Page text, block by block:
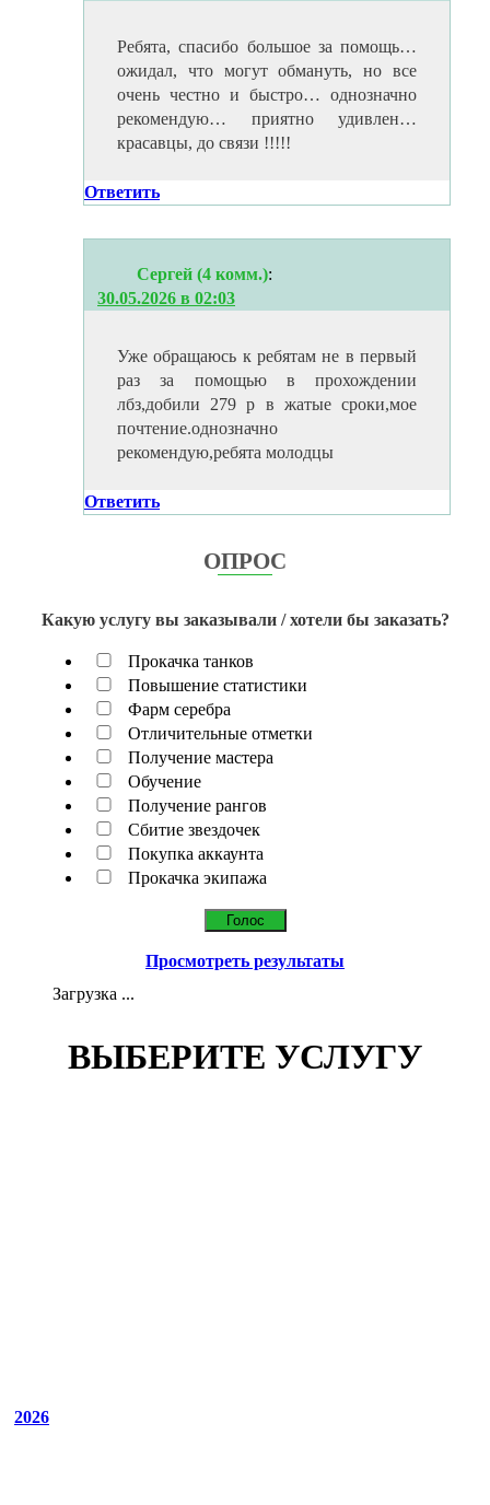
Ребята, спасибо большое за помощь…
ожидал, что могут обмануть, но все
очень честно и быстро… однозначно
рекомендую… приятно удивлен…
красавцы, до связи !!!!!
Ответить
Сергей (4 комм.):
30.05.2026 в 02:03
Уже обращаюсь к ребятам не в первый
раз за помощью в прохождении
лбз,добили 279 р в жатые сроки,мое
почтение.однозначно
рекомендую,ребята молодцы
Ответить
ОПРОС
Какую услугу вы заказывали / хотели бы заказать?
Прокачка танков
Повышение статистики
Фарм серебра
Отличительные отметки
Получение мастера
Обучение
Получение рангов
Сбитие звездочек
Покупка аккаунта
Прокачка экипажа
Просмотреть результаты
Загрузка ...
ВЫБЕРИТЕ УСЛУГУ
2026